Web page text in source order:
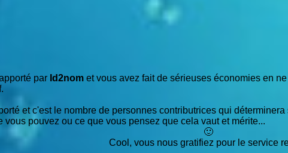
par Id2nom et vous avez fait de sérieuses économies en
et c'est le nombre de personnes contributrices qui
pouvez ou ce que vous pensez que cela vaut et mérite...
🙂
Cool, vous nous gratifiez pour le service